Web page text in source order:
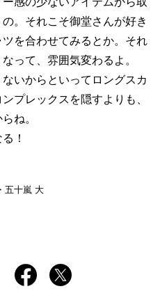
。それこそ御堂さんが好き
を合わせてみるとか。それ
って、雰囲気変わるよ。
いからといってロングスカ
プレックスを隠すよりも、
ね。
！
十嵐 大